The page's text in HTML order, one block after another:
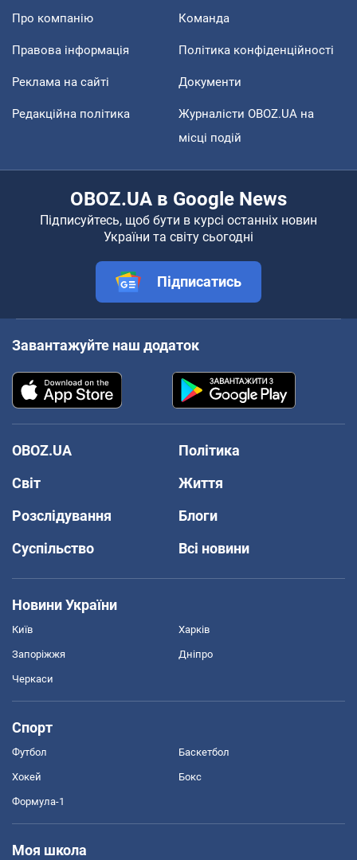
Про компанію Команда
Правова інформація Політика конфіденційності
Реклама на сайті Документи
Редакційна політика
Журналісти OBOZ.UA на
місці подій
OBOZ.UA в Google News
Підписуйтесь, щоб бути в курсі останніх новин
України та світу сьогодні
Підписатись
Завантажуйте наш додаток
OBOZ.UA
Політика
Світ
Життя
Розслідування
Блоги
Суспільство
Всі новини
Новини України
Київ Харків
Запоріжжя Дніпро
Черкаси
Спорт
Футбол Баскетбол
Хокей Бокс
Формула-1
Моя школа